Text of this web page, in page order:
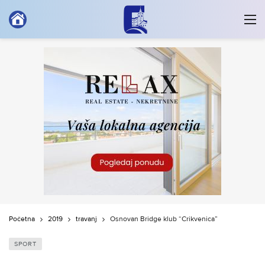
Početna 2019 travanj Osnovan Bridge klub “Crikvenica”
SPORT